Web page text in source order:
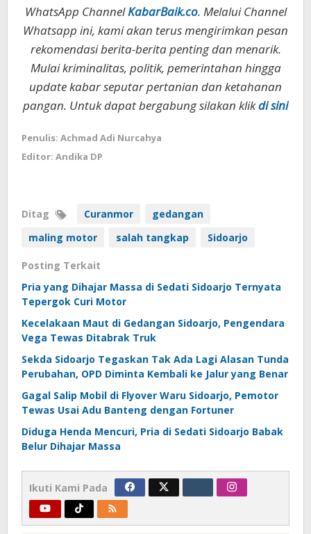
WhatsApp ChannelKabarBaik.co. Melalui Channel
Whatsapp ini, kami akan terus mengirimkan pesan
rekomendasi berita-berita penting dan menarik.
Mulai kriminalitas, politik, pemerintahan hingga
update kabar seputar pertanian dan ketahanan
pangan. Untuk dapat bergabung silakan klikdi sini
Penulis: Achmad Adi Nurcahya
Editor: Andika DP
Ditag Curanmor
gedangan
maling motor
salah tangkap Sidoarjo
Posting Terkait
Pria yang Dihajar Massa di Sedati Sidoarjo Ternyata
Tepergok Curi Motor
Kecelakaan Maut di Gedangan Sidoarjo, Pengendara
Vega Tewas Ditabrak Truk
Sekda Sidoarjo Tegaskan Tak Ada Lagi Alasan Tunda
Perubahan, OPD Diminta Kembali ke Jalur yang Benar
Gagal Salip Mobil di Flyover Waru Sidoarjo, Pemotor
Tewas Usai Adu Banteng dengan Fortuner
Diduga Henda Mencuri, Pria di Sedati Sidoarjo Babak
Belur Dihajar Massa
Ikuti Kami Pada